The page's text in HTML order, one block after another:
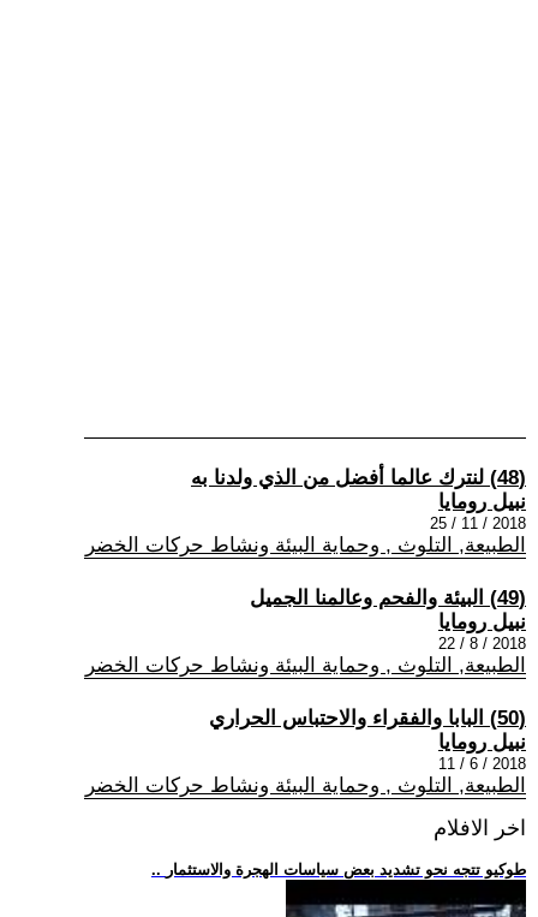
(48) لنترك عالما أفضل من الذي ولدنا به
نبيل رومايا
2018 / 11 / 25
الطبيعة, التلوث , وحماية البيئة ونشاط حركات الخضر
(49) البيئة والفحم وعالمنا الجميل
نبيل رومايا
2018 / 8 / 22
الطبيعة, التلوث , وحماية البيئة ونشاط حركات الخضر
(50) البابا والفقراء والاحتباس الحراري
نبيل رومايا
2018 / 6 / 11
الطبيعة, التلوث , وحماية البيئة ونشاط حركات الخضر
اخر الافلام
.. طوكيو تتجه نحو تشديد بعض سياسات الهجرة والاستثمار